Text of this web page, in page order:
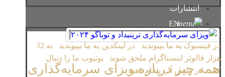
انتشارات
EN
در فیسبوک به ما بپیوندید در لینکدین به ما بپیوندید
به 32
هزار فالوئر اینستاگرام ملحق شوید
یوتیوب ما را دنبال
کنید
در واتس آپ پیغام دهید
همه چیز درباره ویزای سرمایه‌گذاری